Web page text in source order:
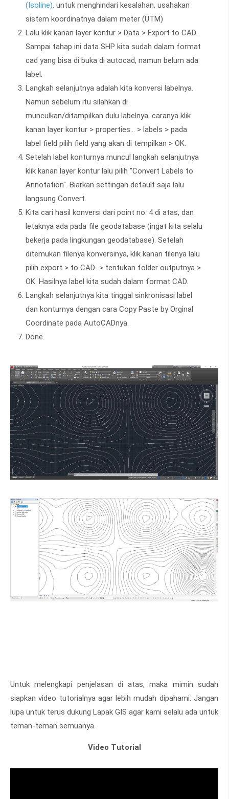
(Isoline). untuk menghindari kesalahan, usahakan
sistem koordinatnya dalam meter (UTM)
Lalu klik kanan layer kontur > Data > Export to CAD.
Sampai tahap ini data SHP kita sudah dalam format
cad yang bisa di buka di autocad, namun belum ada
label.
Langkah selanjutnya adalah kita konversi labelnya.
Namun sebelum itu silahkan di
munculkan/ditampilkan dulu labelnya. caranya klik
kanan layer kontur > properties... > labels > pada
label field pilih field yang akan di tempilkan > OK.
Setelah label konturnya muncul langkah selanjutnya
klik kanan layer kontur lalu pilih "Convert Labels to
Annotation". Biarkan settingan default saja lalu
langsung Convert.
Kita cari hasil konversi dari point no. 4 di atas, dan
letaknya ada pada file geodatabase (ingat kita selalu
bekerja pada lingkungan geodatabase). Setelah
ditemukan filenya konversinya, klik kanan filenya lalu
pilih export > to CAD...> tentukan folder outputnya >
OK. Hasilnya label kita sudah dalam format CAD.
Langkah selanjutnya kita tinggal sinkronisasi label
dan konturnya dengan cara Copy Paste by Orginal
Coordinate pada AutoCADnya.
Done.
Untuk melengkapi penjelasan di atas, maka mimin sudah
siapkan video tutorialnya agar lebih mudah dipahami. Jangan
lupa untuk terus dukung Lapak GIS agar kami selalu ada untuk
teman-teman semuanya.
Video Tutorial